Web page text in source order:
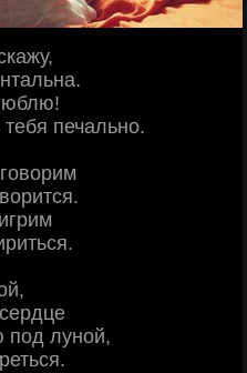
печально.
под луной,